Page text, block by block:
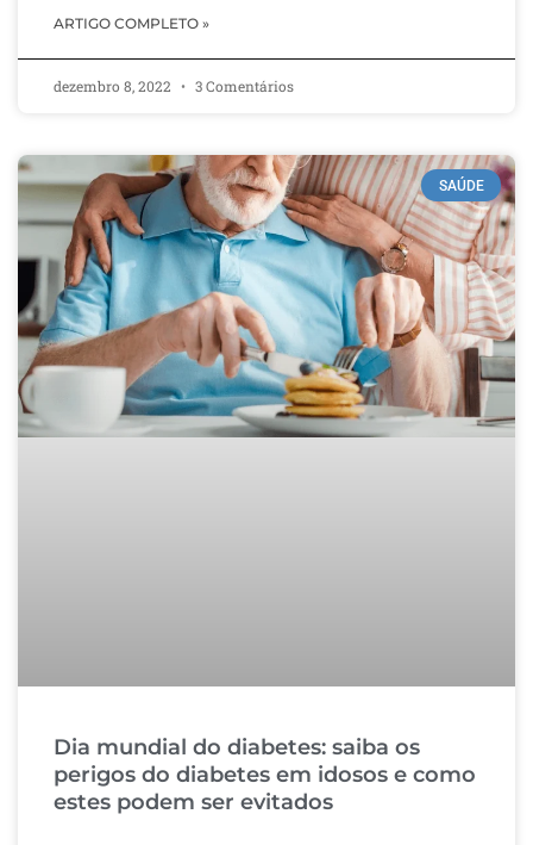
ARTIGO COMPLETO »
dezembro 8, 2022 3 Comentários
SAÚDE
Dia mundial do diabetes: saiba os
perigos do diabetes em idosos e como
estes podem ser evitados